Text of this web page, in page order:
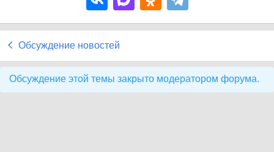
Обсуждение новостей
Обсуждение этой темы закрыто модератором форума.